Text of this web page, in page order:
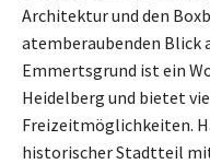
Architektur und den
atemberaubenden Blick
Emmertsgrund ist ein
Heidelberg und bietet
Freizeitmöglichkeiten.
historischer Stadtteil